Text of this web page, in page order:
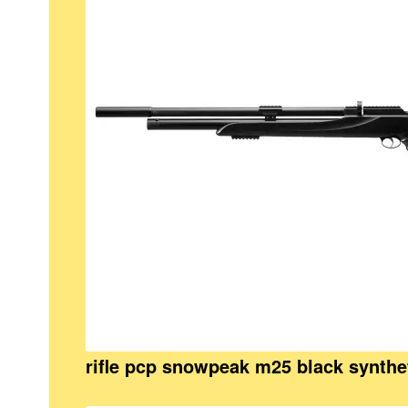
rifle pcp snowpeak m25 black